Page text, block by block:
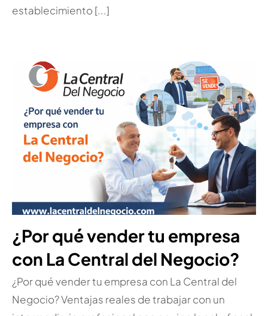
establecimiento [...]
¿Por qué vender tu empresa
con La Central del Negocio?
¿Por qué vender tu empresa con La Central del
Negocio? Ventajas reales de trabajar con un